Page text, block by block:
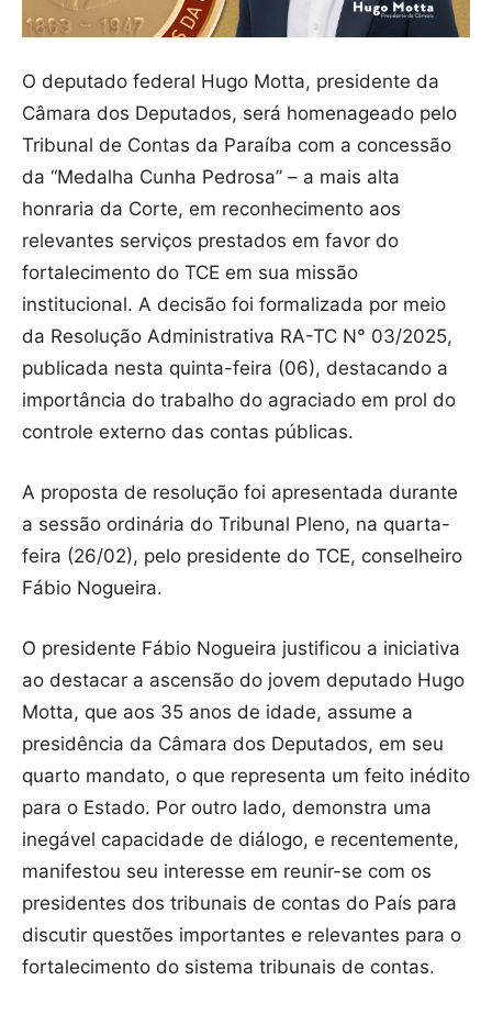
O deputado federal Hugo Motta, presidente da
Câmara dos Deputados, será homenageado pelo
Tribunal de Contas da Paraíba com a concessão
da “Medalha Cunha Pedrosa” – a mais alta
honraria da Corte, em reconhecimento aos
relevantes serviços prestados em favor do
fortalecimento do TCE em sua missão
institucional. A decisão foi formalizada por meio
da Resolução Administrativa RA-TC N° 03/2025,
publicada nesta quinta-feira (06), destacando a
importância do trabalho do agraciado em prol do
controle externo das contas públicas.
A proposta de resolução foi apresentada durante
a sessão ordinária do Tribunal Pleno, na quarta-
feira (26/02), pelo presidente do TCE, conselheiro
Fábio Nogueira.
O presidente Fábio Nogueira justificou a iniciativa
ao destacar a ascensão do jovem deputado Hugo
Motta, que aos 35 anos de idade, assume a
presidência da Câmara dos Deputados, em seu
quarto mandato, o que representa um feito inédito
para o Estado. Por outro lado, demonstra uma
inegável capacidade de diálogo, e recentemente,
manifestou seu interesse em reunir-se com os
presidentes dos tribunais de contas do País para
discutir questões importantes e relevantes para o
fortalecimento do sistema tribunais de contas.